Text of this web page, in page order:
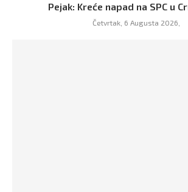
Pejak: Kreće napad na SPC u
Četvrtak, 6 Augusta 2026,